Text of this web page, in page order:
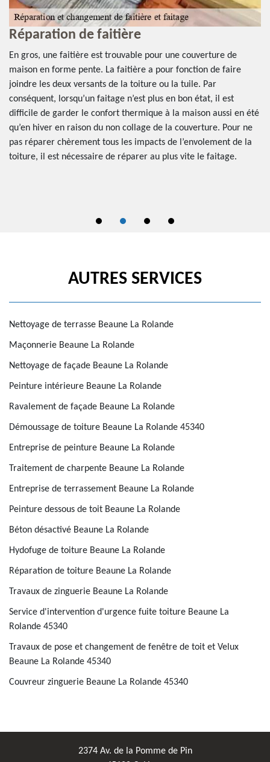
Réparation de faitière
En gros, une faitière est trouvable pour une couverture de
maison en forme pente. La faitière a pour fonction de faire
joindre les deux versants de la toiture ou la tuile. Par
conséquent, lorsqu’un faitage n’est plus en bon état, il est
difficile de garder le confort thermique à la maison aussi en été
qu’en hiver en raison du non collage de la couverture. Pour ne
pas réparer chèrement tous les impacts de l’envolement de la
toiture, il est nécessaire de réparer au plus vite le faitage.
AUTRES SERVICES
Nettoyage de terrasse Beaune La Rolande
Maçonnerie Beaune La Rolande
Nettoyage de façade Beaune La Rolande
Peinture intérieure Beaune La Rolande
Ravalement de façade Beaune La Rolande
Démoussage de toiture Beaune La Rolande 45340
Entreprise de peinture Beaune La Rolande
Traitement de charpente Beaune La Rolande
Entreprise de terrassement Beaune La Rolande
Peinture dessous de toit Beaune La Rolande
Béton désactivé Beaune La Rolande
Hydofuge de toiture Beaune La Rolande
Réparation de toiture Beaune La Rolande
Travaux de zinguerie Beaune La Rolande
Service d'intervention d'urgence fuite toiture Beaune La
Rolande 45340
Travaux de pose et changement de fenêtre de toit et Velux
Beaune La Rolande 45340
Couvreur zinguerie Beaune La Rolande 45340
2374 Av. de la Pomme de Pin